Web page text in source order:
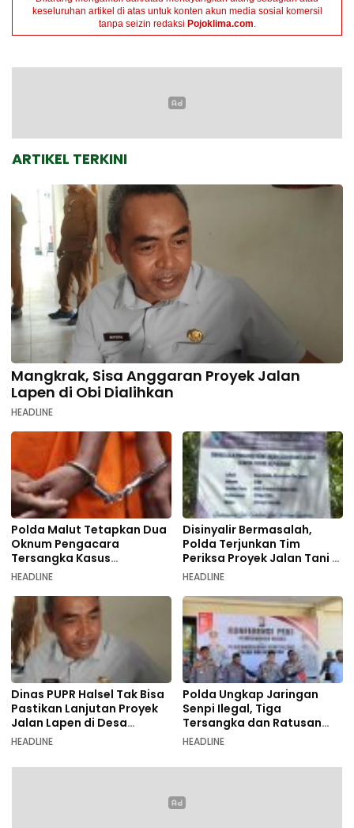
keseluruhan artikel di atas untuk konten akun media sosial komersil
tanpa seizin redaksi Pojoklima.com
ARTIKEL TERKINI
Mangkrak, Sisa Anggaran Proyek Jalan
Lapen di Obi Dialihkan
HEADLINE
Polda Malut Tetapkan Dua
Oknum Pengacara
Tersangka Kasus
Pemalsuan Dokumen
HEADLINE
Disinyalir Bermasalah,
Polda Terjunkan Tim
Periksa Proyek Jalan Tani di
Galala
HEADLINE
Dinas PUPR Halsel Tak Bisa
Pastikan Lanjutan Proyek
Jalan Lapen di Desa
Sambiki
HEADLINE
Polda Ungkap Jaringan
Senpi Ilegal, Tiga
Tersangka dan Ratusan
Amunisi Diamankan
HEADLINE